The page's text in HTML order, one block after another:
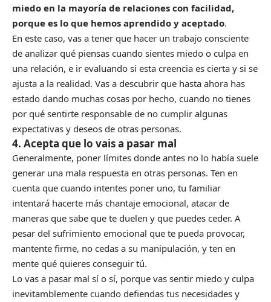
miedo en la mayoría de relaciones con facilidad,
porque es lo que hemos aprendido y aceptado.
En este caso, vas a tener que hacer un trabajo consciente
de analizar qué piensas cuando sientes miedo o culpa en
una relación, e ir evaluando si esta creencia es cierta y si se
ajusta a la realidad. Vas a descubrir que hasta ahora has
estado dando muchas cosas por hecho, cuando no tienes
por qué sentirte responsable de no cumplir algunas
expectativas y deseos de otras personas.
4. Acepta que lo vais a pasar mal
Generalmente, poner límites donde antes no lo había suele
generar una mala respuesta en otras personas. Ten en
cuenta que cuando intentes poner uno, tu familiar
intentará hacerte más chantaje emocional, atacar de
maneras que sabe que te duelen y que puedes ceder. A
pesar del sufrimiento emocional que te pueda provocar,
mantente firme, no cedas a su manipulación, y ten en
mente qué quieres conseguir tú.
Lo vas a pasar mal sí o sí, porque vas sentir miedo y culpa
inevitamblemente cuando defiendas tus necesidades y